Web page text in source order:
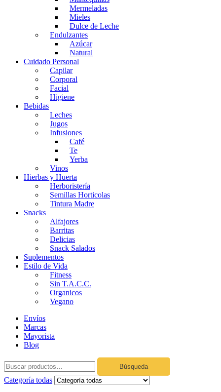
Mermeladas
Mieles
Dulce de Leche
Endulzantes
Azúcar
Natural
Cuidado Personal
Capilar
Corporal
Facial
Higiene
Bebidas
Leches
Jugos
Infusiones
Café
Te
Yerba
Vinos
Hierbas y Huerta
Herboristería
Semillas Horticolas
Tintura Madre
Snacks
Alfajores
Barritas
Delicias
Snack Salados
Suplementos
Estilo de Vida
Fitness
Sin T.A.C.C.
Organicos
Vegano
Envíos
Marcas
Mayorista
Blog
Búsqueda
Categoría todas